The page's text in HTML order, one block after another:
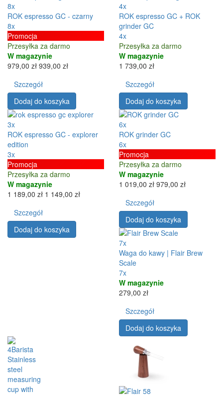
8x
ROK espresso GC - czarny
8x
Promocja
Przesyłka za darmo
W magazynie
979,00 zł 939,00 zł
Szczegół
Dodaj do koszyka
4x
ROK espresso GC + ROK
grinder GC
4x
Przesyłka za darmo
W magazynie
1 739,00 zł
Szczegół
Dodaj do koszyka
3x
ROK espresso GC - explorer
edition
3x
Promocja
Przesyłka za darmo
W magazynie
1 189,00 zł 1 149,00 zł
Szczegół
Dodaj do koszyka
6x
ROK grinder GC
6x
Promocja
Przesyłka za darmo
W magazynie
1 019,00 zł 979,00 zł
Szczegół
Dodaj do koszyka
7x
Waga do kawy | Flair Brew
Scale
7x
W magazynie
279,00 zł
Szczegół
Dodaj do koszyka